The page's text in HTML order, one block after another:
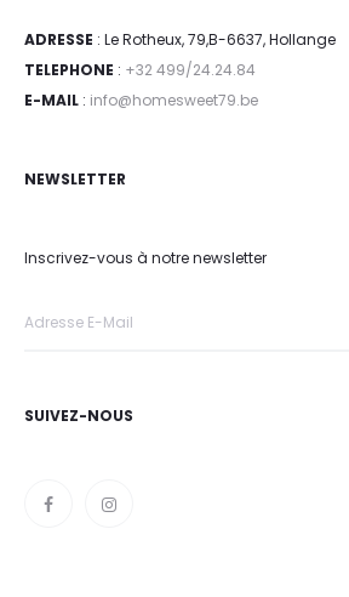
ADRESSE : Le Rotheux, 79,B-6637, Hollange
TELEPHONE : +32 499/24.24.84
E-MAIL : info@homesweet79.be
NEWSLETTER
Inscrivez-vous à notre newsletter
SUIVEZ-NOUS